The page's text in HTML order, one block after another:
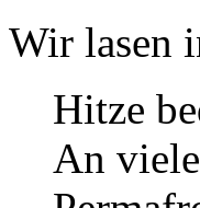
Wir lasen
Hitze
An